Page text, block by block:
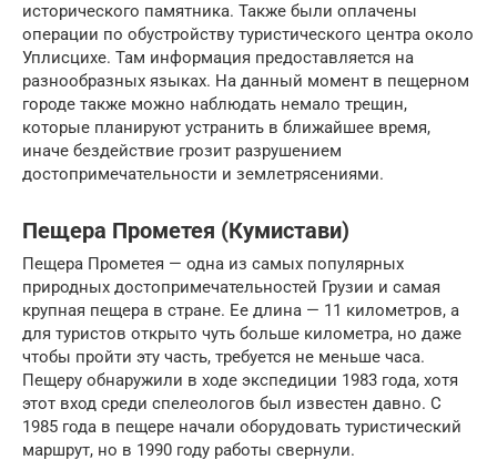
исторического памятника. Также были оплачены
операции по обустройству туристического центра около
Уплисцихе. Там информация предоставляется на
разнообразных языках. На данный момент в пещерном
городе также можно наблюдать немало трещин,
которые планируют устранить в ближайшее время,
иначе бездействие грозит разрушением
достопримечательности и землетрясениями.
Пещера Прометея (Кумистави)
Пещера Прометея — одна из самых популярных
природных достопримечательностей Грузии и самая
крупная пещера в стране. Ее длина — 11 километров, а
для туристов открыто чуть больше километра, но даже
чтобы пройти эту часть, требуется не меньше часа.
Пещеру обнаружили в ходе экспедиции 1983 года, хотя
этот вход среди спелеологов был известен давно. С
1985 года в пещере начали оборудовать туристический
маршрут, но в 1990 году работы свернули.